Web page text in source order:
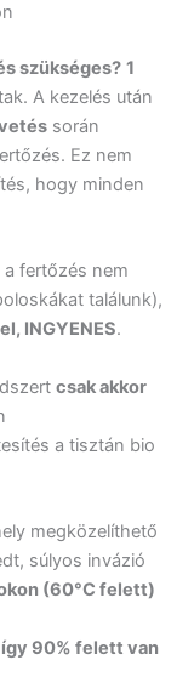
szükséges? 1
A kezelés után
során
Ez nem
hogy minden
fertőzés nem
találunk),
INGYENES.
csak akkor
a tisztán bio
megközelíthető
súlyos invázió
(60°C felett)
90% felett van